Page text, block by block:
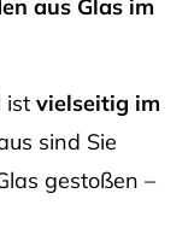
aus Glas im
istvielseitig im
sind Sie
gestoßen –